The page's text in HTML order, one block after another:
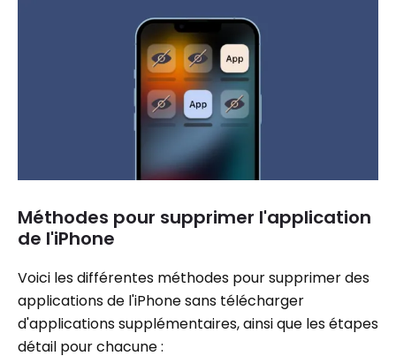
Méthodes pour supprimer l'application
de l'iPhone
Voici les différentes méthodes pour supprimer des
applications de l'iPhone sans télécharger
d'applications supplémentaires, ainsi que les étapes
détail pour chacune :